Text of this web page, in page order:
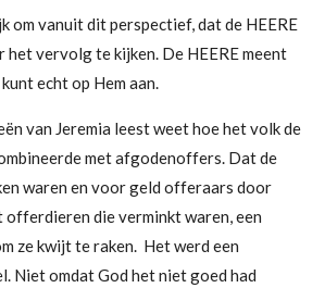
om vanuit dit perspectief, dat de HEERE
vervolg te kijken. De HEERE meent
echt op Hem aan.
van Jeremia leest weet hoe het volk de
met afgodenoffers. Dat de
waren en voor geld offeraars door
offerdieren die verminkt waren, een
ze kwijt te raken. Het werd een
Niet omdat God het niet goed had